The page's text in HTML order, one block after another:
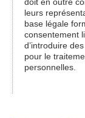
leurs
base légale
consentement
d’introduire
pour le
personnelles.